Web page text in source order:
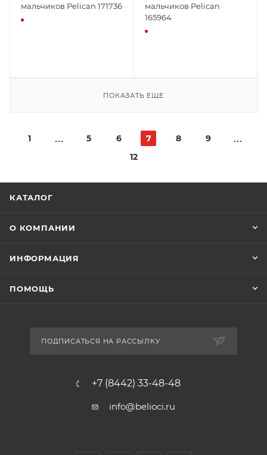
мальчиков Pelican 171736
мальчиков Pelican
165964
ПОКАЗАТЬ ЕЩЕ
1 5 6 7 8
9
12
КАТАЛОГ
О КОМПАНИИ
ИНФОРМАЦИЯ
ПОМОЩЬ
ПОДПИСАТЬСЯ НА РАССЫЛКУ
+7 (8442) 33-48-48
info@belioci.ru